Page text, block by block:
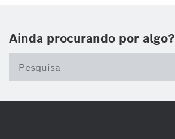
Ainda procurando por algo?